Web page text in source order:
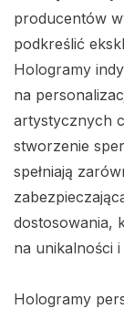
producentów
podkreślić
Hologramy
na
artystycznych
stworzenie
spełniają
dostosowania,
na unikalności
Hologramy